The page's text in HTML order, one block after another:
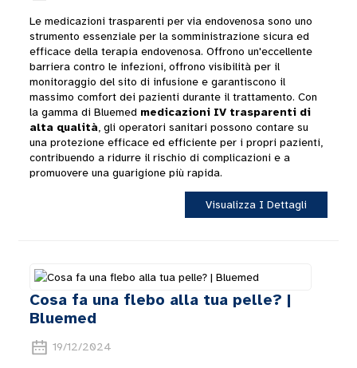
Le medicazioni trasparenti per via endovenosa sono uno
strumento essenziale per la somministrazione sicura ed
efficace della terapia endovenosa. Offrono un'eccellente
barriera contro le infezioni, offrono visibilità per il
monitoraggio del sito di infusione e garantiscono il
massimo comfort dei pazienti durante il trattamento. Con
la gamma di Bluemed medicazioni IV trasparenti di
alta qualità, gli operatori sanitari possono contare su
una protezione efficace ed efficiente per i propri pazienti,
contribuendo a ridurre il rischio di complicazioni e a
promuovere una guarigione più rapida.
Visualizza I Dettagli
Cosa fa una flebo alla tua pelle? |
Bluemed
19/12/2024